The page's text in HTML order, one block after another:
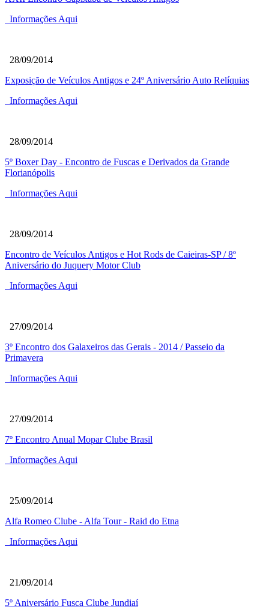
Informações Aqui
28/09/2014
Exposição de Veículos Antigos e 24º Aniversário Auto Relíquias
Informações Aqui
28/09/2014
5º Boxer Day - Encontro de Fuscas e Derivados da Grande
Florianópolis
Informações Aqui
28/09/2014
Encontro de Veículos Antigos e Hot Rods de Caieiras-SP / 8º
Aniversário do Juquery Motor Club
Informações Aqui
27/09/2014
3º Encontro dos Galaxeiros das Gerais - 2014 / Passeio da
Primavera
Informações Aqui
27/09/2014
7º Encontro Anual Mopar Clube Brasil
Informações Aqui
25/09/2014
Alfa Romeo Clube - Alfa Tour - Raid do Etna
Informações Aqui
21/09/2014
5º Aniversário Fusca Clube Jundiaí